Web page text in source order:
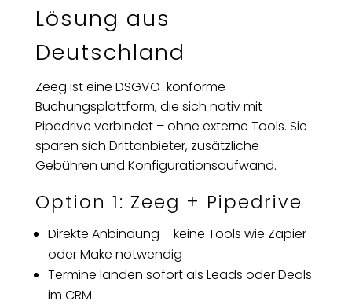
Lösung aus
Deutschland
Zeeg ist eine DSGVO-konforme
Buchungsplattform, die sich nativ mit
Pipedrive verbindet – ohne externe Tools. Sie
sparen sich Drittanbieter, zusätzliche
Gebühren und Konfigurationsaufwand.
Option 1: Zeeg + Pipedrive
Direkte Anbindung – keine Tools wie Zapier
oder Make notwendig
Termine landen sofort als Leads oder Deals
im CRM